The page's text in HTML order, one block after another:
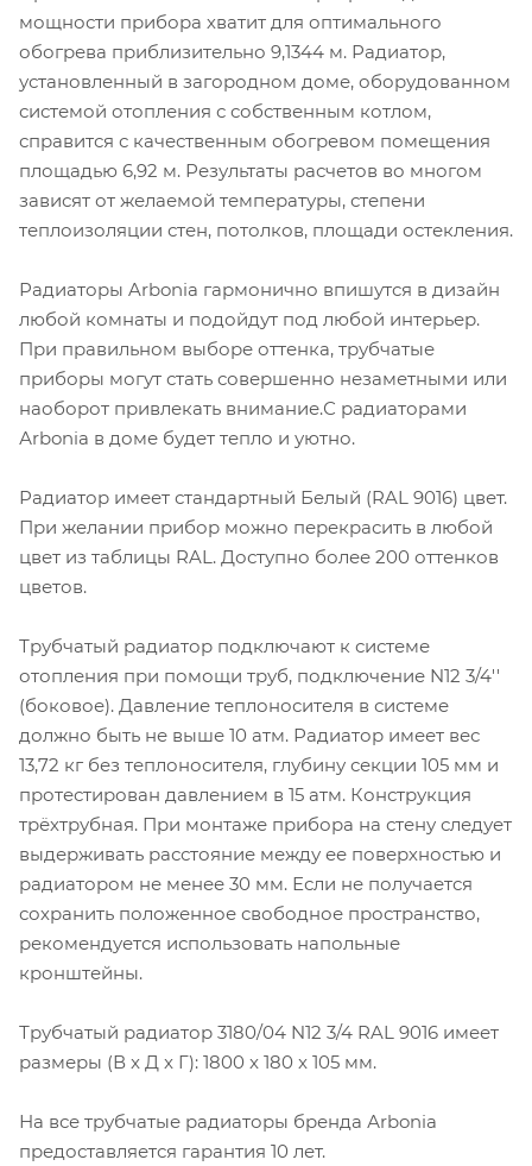
мощности прибора хватит для оптимального
обогрева приблизительно 9,1344 м. Радиатор,
установленный в загородном доме, оборудованном
системой отопления с собственным котлом,
справится с качественным обогревом помещения
площадью 6,92 м. Результаты расчетов во многом
зависят от желаемой температуры, степени
теплоизоляции стен, потолков, площади остекления.
Радиаторы Arbonia гармонично впишутся в дизайн
любой комнаты и подойдут под любой интерьер.
При правильном выборе оттенка, трубчатые
приборы могут стать совершенно незаметными или
наоборот привлекать внимание.С радиаторами
Аrbonia в доме будет тепло и уютно.
Радиатор имеет стандартный Белый (RAL 9016) цвет.
При желании прибор можно перекрасить в любой
цвет из таблицы RAL. Доступно более 200 оттенков
цветов.
Трубчатый радиатор подключают к системе
отопления при помощи труб, подключение N12 3/4''
(боковое). Давление теплоносителя в системе
должно быть не выше 10 атм. Радиатор имеет вес
13,72 кг без теплоносителя, глубину секции 105 мм и
протестирован давлением в 15 атм. Конструкция
трёхтрубная. При монтаже прибора на стену следует
выдерживать расстояние между ее поверхностью и
радиатором не менее 30 мм. Если не получается
сохранить положенное свободное пространство,
рекомендуется использовать напольные
кронштейны.
Трубчатый радиатор 3180/04 N12 3/4 RAL 9016 имеет
размеры (В x Д x Г): 1800 x 180 x 105 мм.
На все трубчатые радиаторы бренда Аrbonia
предоставляется гарантия 10 лет.